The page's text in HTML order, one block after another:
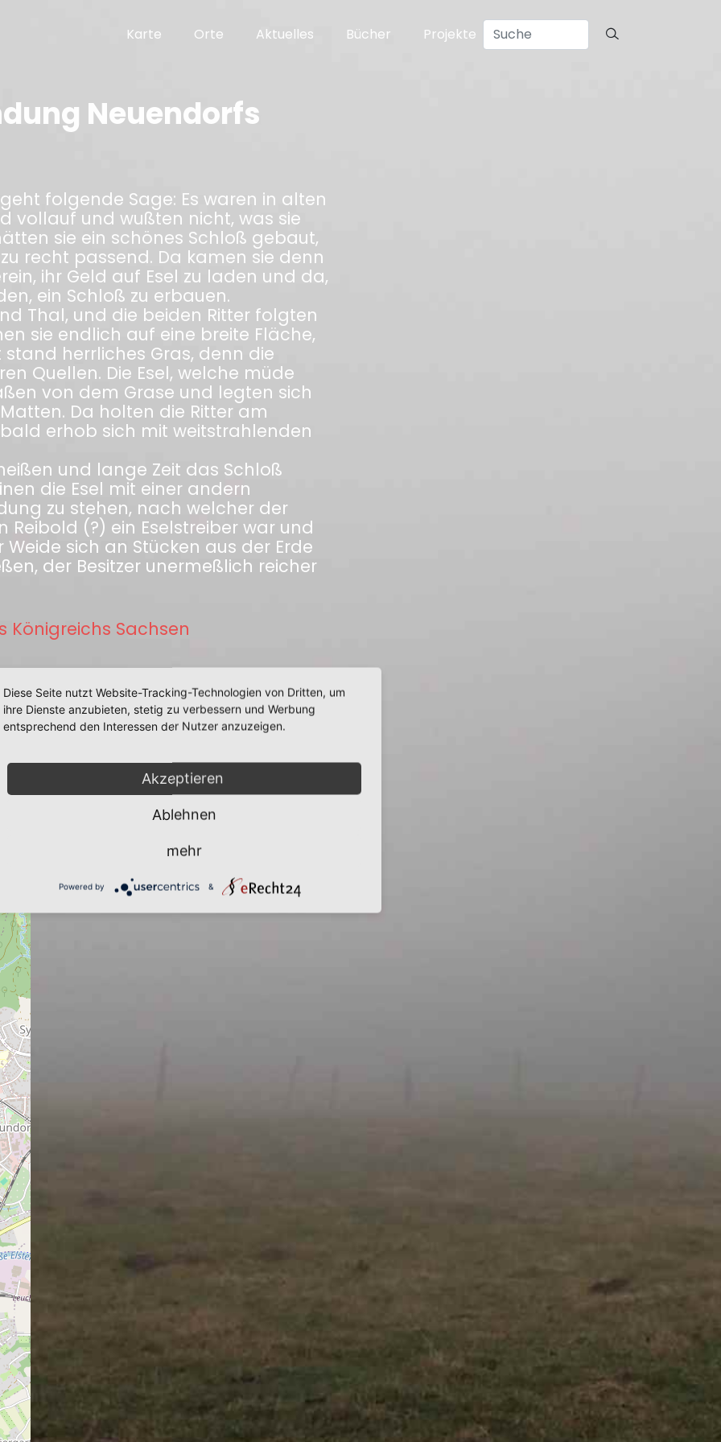
Karte Orte Aktuelles Bücher Projekte
Neuendorfs
folgende Sage: Es waren in alten
vollauf und wußten nicht, was sie
sie ein schönes Schloß gebaut,
recht passend. Da kamen sie denn
ihr Geld auf Esel zu laden und da,
ein Schloß zu erbauen.
Thal, und die beiden Ritter folgten
sie endlich auf eine breite Fläche,
herrliches Gras, denn die
Quellen. Die Esel, welche müde
von dem Grase und legten sich
Da holten die Ritter am
erhob sich mit weitstrahlenden
und lange Zeit das Schloß
die Esel mit einer andern
zu stehen, nach welcher der
(?) ein Eselstreiber war und
sich an Stücken aus der Erde
der Besitzer unermeßlich reicher
Königreichs Sachsen
Diese Seite nutzt Website-Tracking-Technologien von Dritten, um
ihre Dienste anzubieten, stetig zu verbessern und Werbung
entsprechend den Interessen der Nutzer anzuzeigen.
Akzeptieren
Ablehnen
mehr
Powered by &